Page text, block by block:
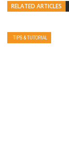
RELATED ARTICLES
TIPS & TUTORIAL